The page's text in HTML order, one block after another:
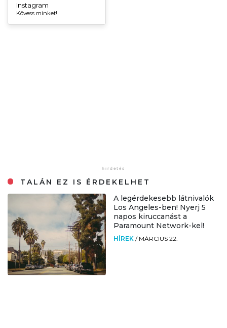
Instagram
Kövess minket!
TALÁN EZ IS ÉRDEKELHET
A legérdekesebb látnivalók
Los Angeles-ben! Nyerj 5
napos kiruccanást a
Paramount Network-kel!
HÍREK / MÁRCIUS 22.